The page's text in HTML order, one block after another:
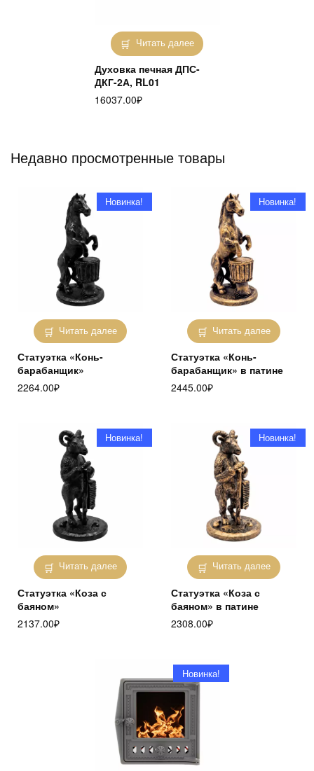
Читать далее
Духовка печная ДПС-
ДКГ-2А, RL01
16037.00₽
Недавно просмотренные товары
Читать далее
Новинка!
Статуэтка «Конь-
барабанщик»
2264.00₽
Читать далее
Новинка!
Статуэтка «Конь-
барабанщик» в патине
2445.00₽
Читать далее
Новинка!
Статуэтка «Коза с
баяном»
2137.00₽
Читать далее
Новинка!
Статуэтка «Коза с
баяном» в патине
2308.00₽
Новинка!